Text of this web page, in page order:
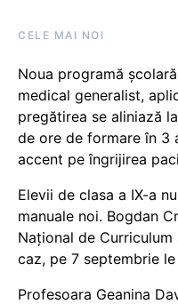
CELE MAI NOI
Noua programă
medical generalist,
pregătirea se aliniază
de ore de formare în 3
accent pe îngrijirea
Elevii de clasa a IX-a
manuale noi. Bogdan
Național de Curriculum
caz, pe 7 septembrie
Profesoara Geanina